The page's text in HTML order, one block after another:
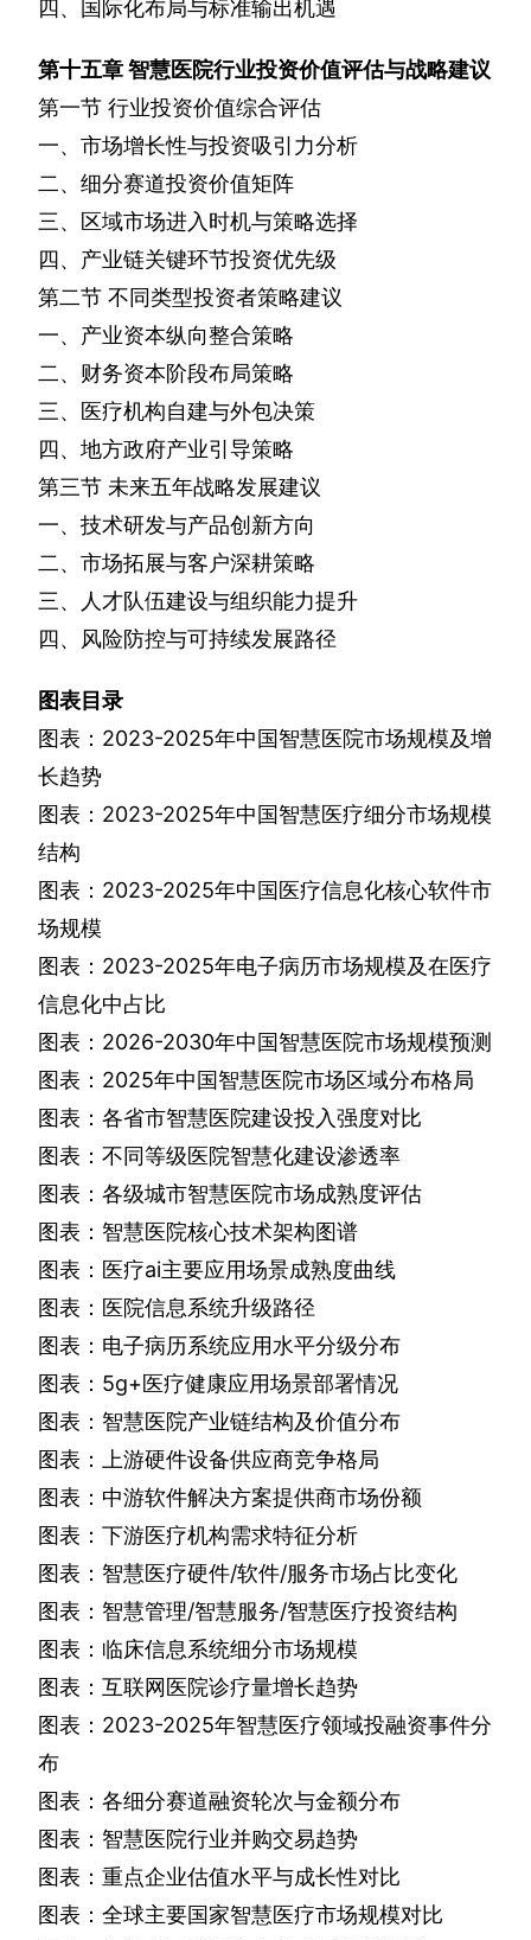
四、国际化布局与标准输出机遇
第十五章智慧医院行业投资价值评估与战略建议
第一节 行业投资价值综合评估
一、市场增长性与投资吸引力分析
二、细分赛道投资价值矩阵
三、区域市场进入时机与策略选择
四、产业链关键环节投资优先级
第二节 不同类型投资者策略建议
一、产业资本纵向整合策略
二、财务资本阶段布局策略
三、医疗机构自建与外包决策
四、地方政府产业引导策略
第三节 未来五年战略发展建议
一、技术研发与产品创新方向
二、市场拓展与客户深耕策略
三、人才队伍建设与组织能力提升
四、风险防控与可持续发展路径
图表目录
图表： 2023-2025年中国智慧医院市场规模及增
长趋势
图表： 2023-2025年中国智慧医疗细分市场规模
结构
图表： 2023-2025年中国医疗信息化核心软件市
场规模
图表： 2023-2025年电子病历市场规模及在医疗
信息化中占比
图表： 2026-2030年中国智慧医院市场规模预测
图表： 2025年中国智慧医院市场区域分布格局
图表：各省市智慧医院建设投入强度对比
图表：不同等级医院智慧化建设渗透率
图表：各级城市智慧医院市场成熟度评估
图表：智慧医院核心技术架构图谱
图表：医疗ai主要应用场景成熟度曲线
图表：医院信息系统升级路径
图表：电子病历系统应用水平分级分布
图表： 5g+医疗健康应用场景部署情况
图表：智慧医院产业链结构及价值分布
图表：上游硬件设备供应商竞争格局
图表：中游软件解决方案提供商市场份额
图表：下游医疗机构需求特征分析
图表：智慧医疗硬件/软件/服务市场占比变化
图表：智慧管理/智慧服务/智慧医疗投资结构
图表：临床信息系统细分市场规模
图表：互联网医院诊疗量增长趋势
图表： 2023-2025年智慧医疗领域投融资事件分
布
图表：各细分赛道融资轮次与金额分布
图表：智慧医院行业并购交易趋势
图表：重点企业估值水平与成长性对比
图表：全球主要国家智慧医疗市场规模对比